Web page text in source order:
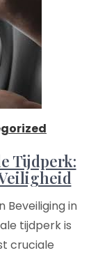
Tijdperk:
Beveiliging in
tijdperk is
cruciale